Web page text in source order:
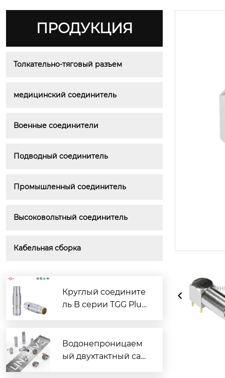
ПРОДУКЦИЯ
Толкательно-тяговый разъем
медицинский соединитель
Военные соединители
Подводный соединитель
Промышленный соединитель
Высоковольтный соединитель
Кабельная сборка
Круглый соедините
ль B серии TGG Plu
оррозионную стойк
ость?
Водонепроницаем
ый двухтактный сам